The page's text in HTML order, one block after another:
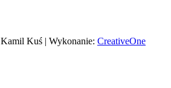
Kamil Kuś | Wykonanie: CreativeOne